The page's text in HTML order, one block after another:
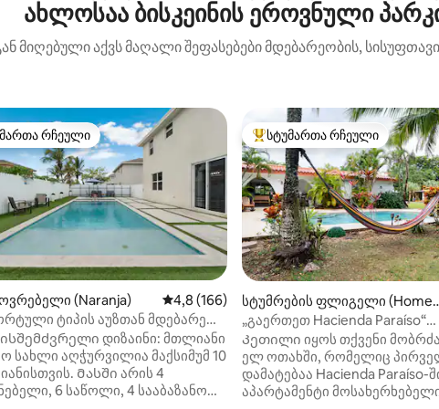
ახლოსაა ბისკეინის ეროვნული
მიღებული აქვს მაღალი შეფასებები მდებარეობის,
5‑დან 4,93, 452 მიმოხილვა
რჩეული
რჩეული
(Naranja) საშუალო შეფასებაა 5‑დან 4,8, 166
4,8 (166)
ტიპის აუზთან მდებარე
5 საწოლით, მინიგოლფის
და თამაშების ოთახით
დიზაინი: მთლიანი
სახლი აღჭურვილია მაქსიმუმ 10
Მასში არის 4
4 სააბაზანო
სტუმართა რჩეული მოწინავე
სტუმართა რჩეული
სტუმრების ფლიგელი (Homes
tead)
„გაერთეთ Hacienda Paraíso“
აპარტამენტში 1 | აუზი |
Კეთილი იყოს თქვენი
ელ ოთახში, რომელიც
დამატებაა Hacienda Paraíso-
აპარტამენტი